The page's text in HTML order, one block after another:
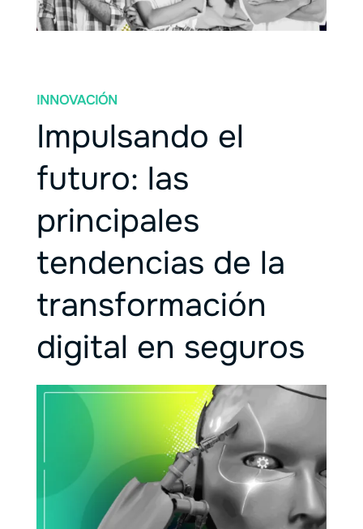
Impulsando el
futuro: las
principales
tendencias de la
transformación
digital en seguros
INNOVACIÓN